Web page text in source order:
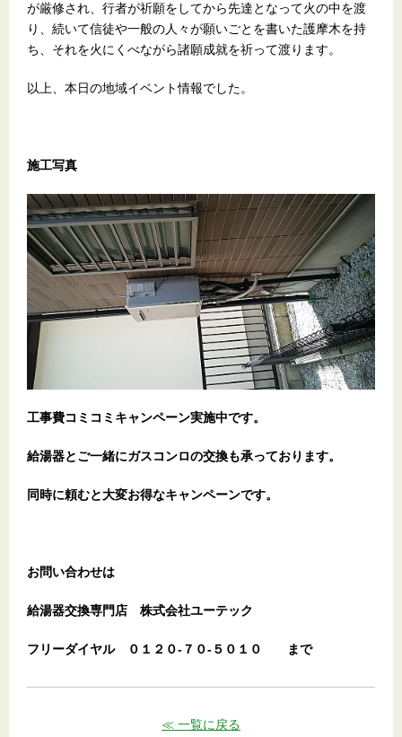
が厳修され、行者が祈願をしてから先達となって火の中を渡
り、続いて信徒や一般の人々が願いごとを書いた護摩木を持
ち、それを火にくべながら諸願成就を祈って渡ります。
以上、本日の地域イベント情報でした。
施工写真
工事費コミコミキャンペーン実施中です。
給湯器とご一緒にガスコンロの交換も承っております。
同時に頼むと大変お得なキャンペーンです。
お問い合わせは
給湯器交換専門店 株式会社ユーテック
フリーダイヤル ０１２０-７０-５０１０ まで
≪ 一覧に戻る